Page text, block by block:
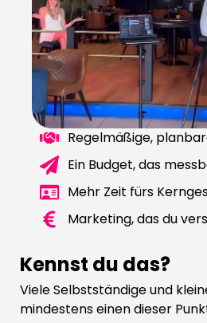
Kennst du das?
Viele Selbstständige und
mindestens einen dieser
Regelmäßige,
Ein Budget, das
Mehr Zeit fürs
Marketing, das du